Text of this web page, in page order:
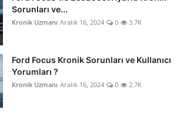
Sorunları ve...
Kronik Uzmanı Aralık 16, 2024 0 3.7K
Ford Focus Kronik Sorunları ve Kullanıcı
Yorumları ?
Kronik Uzmanı Aralık 16, 2024 0 2.7K